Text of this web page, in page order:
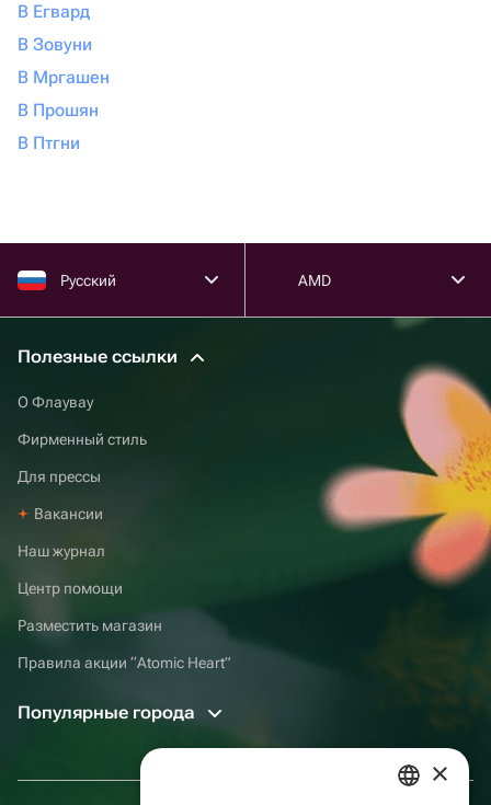
В Егвард
В Зовуни
В Мргашен
В Прошян
В Птгни
Русский AMD
Полезные ссылки
О Флаувау
Фирменный стиль
Для прессы
Вакансии
Наш журнал
Центр помощи
Разместить магазин
Правила акции “Atomic Heart”
Популярные города
×